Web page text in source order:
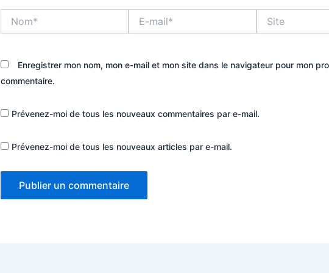
mail*
Enregistrer mon nom, mon e-mail et mon site dans le navigateur pour mon
commentaire.
Prévenez-moi de tous les nouveaux commentaires par e-mail.
Prévenez-moi de tous les nouveaux articles par e-mail.